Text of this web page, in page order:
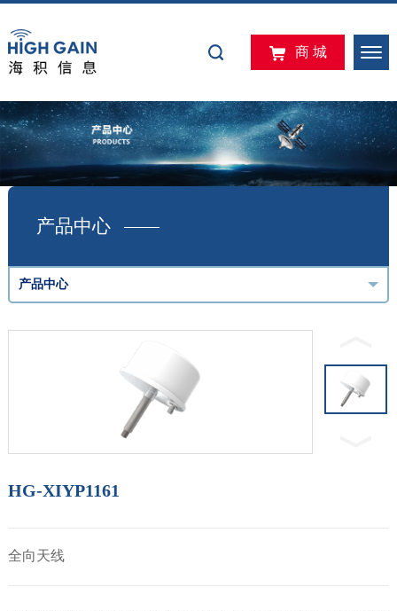
商 城
产品中心
产品中心
HG-XIYP1161
全向天线